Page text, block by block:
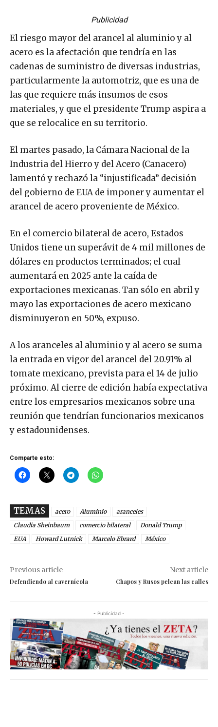
Publicidad
El riesgo mayor del arancel al aluminio y al
acero es la afectación que tendría en las
cadenas de suministro de diversas industrias,
particularmente la automotriz, que es una de
las que requiere más insumos de esos
materiales, y que el presidente Trump aspira a
que se relocalice en su territorio.
El martes pasado, la Cámara Nacional de la
Industria del Hierro y del Acero (Canacero)
lamentó y rechazó la “injustificada” decisión
del gobierno de EUA de imponer y aumentar el
arancel de acero proveniente de México.
En el comercio bilateral de acero, Estados
Unidos tiene un superávit de 4 mil millones de
dólares en productos terminados; el cual
aumentará en 2025 ante la caída de
exportaciones mexicanas. Tan sólo en abril y
mayo las exportaciones de acero mexicano
disminuyeron en 50%, expuso.
A los aranceles al aluminio y al acero se suma
la entrada en vigor del arancel del 20.91% al
tomate mexicano, prevista para el 14 de julio
próximo. Al cierre de edición había expectativa
entre los empresarios mexicanos sobre una
reunión que tendrían funcionarios mexicanos
y estadounidenses.
Comparte esto:
TEMAS acero Aluminio
aranceles
Claudia Sheinbaum
comercio bilateral
Donald Trump
EUA
Howard Lutnick Marcelo Ebrard México
Previous article
Defendiendo al cavernícola
Next article
Chapos y Rusos pelean las calles
- Publicidad -